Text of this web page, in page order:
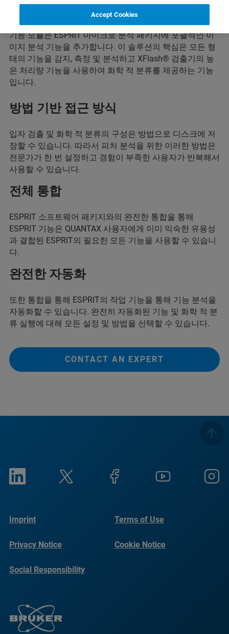
기능 모듈은 ESPRIT 마이크로 분석 패키지에 포괄적인 이
미지 분석 기능을 추가합니다. 이 솔루션의 핵심은 모든 형
태의 기능을 감지, 측정 및 분석하고 XFlash® 검출기의 높
은 처리량 기능을 사용하여 화학 적 분류를 제공하는 기능
입니다.
방법 기반 접근 방식
입자 검출 및 화학 적 분류의 구성은 방법으로 디스크에 저
장할 수 있습니다. 따라서 피처 분석을 위한 이러한 방법은
전문가가 한 번 설정하고 경험이 부족한 사용자가 반복해서
사용할 수 있습니다.
전체 통합
ESPRIT 소프트웨어 패키지와의 완전한 통합을 통해
ESPRIT 기능은 QUANTAX 사용자에게 이미 익숙한 유용성
과 결합된 ESPRIT의 필요한 모든 기능을 사용할 수 있습니
다.
완전한 자동화
또한 통합을 통해 ESPRIT의 작업 기능을 통해 기능 분석을
자동화할 수 있습니다. 완전히 자동화된 기능 및 화학 적 분
류 실행에 대해 모든 설정 및 방법을 선택할 수 있습니다.
CONTACT AN EXPERT
Imprint Terms of Use
Privacy Notice Cookie Notice
Social Responsibility
Accept Cookies